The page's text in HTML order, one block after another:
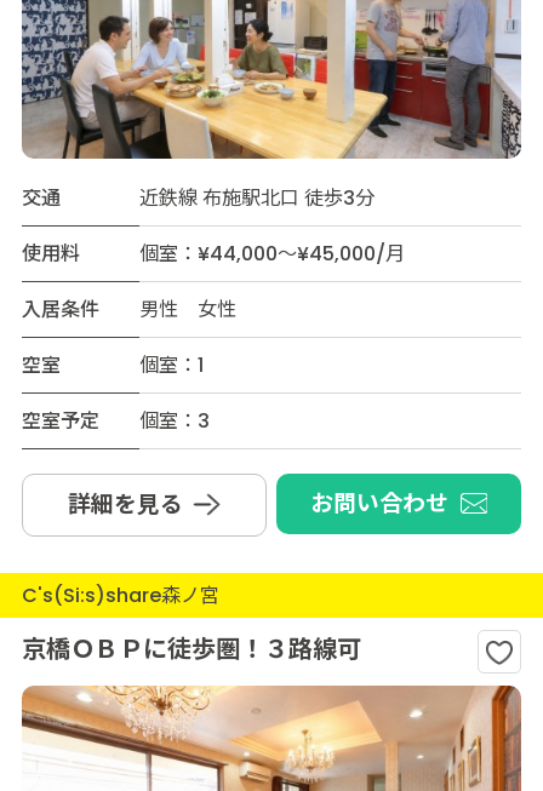
交通
近鉄線 布施駅北口 徒歩3分
使用料
個室：¥44,000～¥45,000/月
入居条件
男性 女性
空室
個室：1
空室予定
個室：3
詳細を見る お問い合わせ
C's(Si:s)share森ノ宮
京橋ＯＢＰに徒歩圏！３路線可